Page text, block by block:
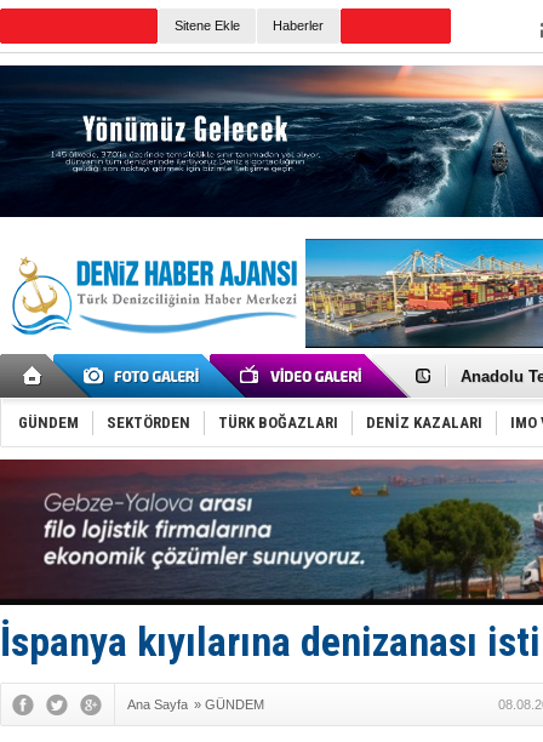
Sitene Ekle Haberler
İnsansız
Anadolu
Derince,
Tüpraş,
İTU AUV,
LNG
PROYAD,
Türkiye-
Türk
Deniz
DÖDER,
Fairline,
Runit
GÜNDEM SEKTÖRDEN TÜRK BOĞAZLARI DENİZ KAZALARI IMO
İspanya kıyılarına denizanası
Ana Sayfa » GÜNDEM